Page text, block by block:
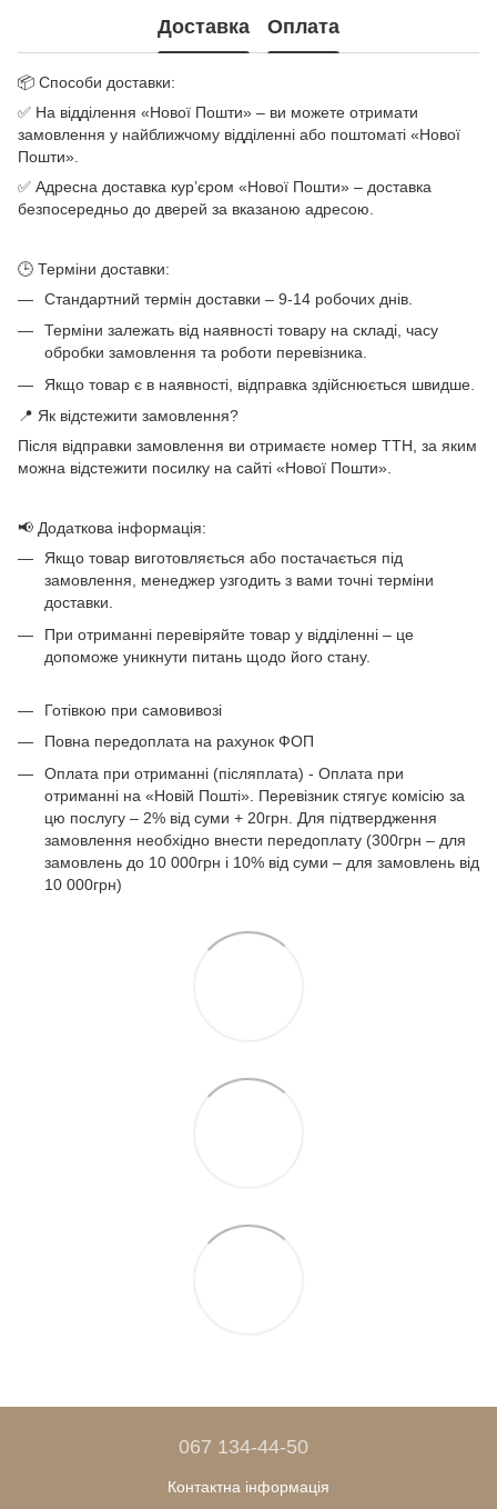
Доставка Оплата
📦 Способи доставки:
✅ На відділення «Нової Пошти» – ви можете отримати
замовлення у найближчому відділенні або поштоматі «Нової
Пошти».
✅ Адресна доставка кур’єром «Нової Пошти» – доставка
безпосередньо до дверей за вказаною адресою.
🕒 Терміни доставки:
Стандартний термін доставки – 9-14 робочих днів.
Терміни залежать від наявності товару на складі, часу
обробки замовлення та роботи перевізника.
Якщо товар є в наявності, відправка здійснюється швидше.
📍 Як відстежити замовлення?
Після відправки замовлення ви отримаєте номер ТТН, за яким
можна відстежити посилку на сайті «Нової Пошти».
📢 Додаткова інформація:
Якщо товар виготовляється або постачається під
замовлення, менеджер узгодить з вами точні терміни
доставки.
При отриманні перевіряйте товар у відділенні – це
допоможе уникнути питань щодо його стану.
Готівкою при самовивозі
Повна передоплата на рахунок ФОП
Оплата при отриманні (післяплата) - Оплата при
отриманні на «Новій Пошті». Перевізник стягує комісію за
цю послугу – 2% від суми + 20грн. Для підтвердження
замовлення необхідно внести передоплату (300грн – для
замовлень до 10 000грн і 10% від суми – для замовлень від
10 000грн)
067 134-44-50
Контактна інформація